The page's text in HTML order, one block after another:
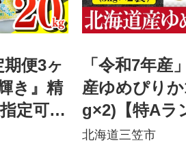
便3ヶ
き』精
定可】
「令和7年産
産ゆめぴり
g×2)【特Aラ
短翌日発送【
北海道三笠市